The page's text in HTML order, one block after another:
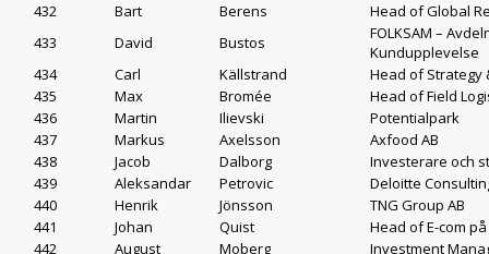
432
Bart Berens
Head of Global
433
David Bustos
FOLKSAM –
Kundupplevelse
434
Carl Källstrand
Head of Strategy
435
Max Bromée
Head of Field
436
Martin Ilievski
Potentialpark
437
Markus Axelsson
Axfood AB
438
Jacob Dalborg
Investerare och
439
Aleksandar Petrovic
Deloitte
440
Henrik Jönsson
TNG Group AB
441
Johan Quist
Head of E-com
442
August Moberg
Investment